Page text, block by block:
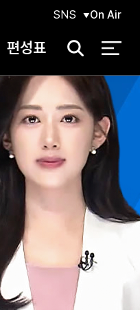
편성표
SNS On Air
검